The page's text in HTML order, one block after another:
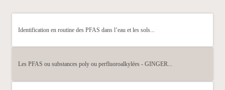
Identification en routine des PFAS dans l’eau et les sols...
Les PFAS ou substances poly ou perfluoroalkylées - GINGER...